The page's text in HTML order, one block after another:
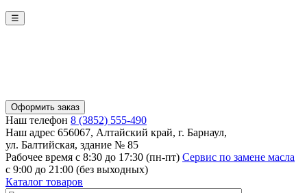
☰
Оформить заказ
Наш телефон 8 (3852) 555-490
Наш адрес 656067, Алтайский край, г. Барнаул,
ул. Балтийская, здание № 85
Рабочее время с 8:30 до 17:30 (пн-пт) Сервис по замене масла
с 9:00 до 21:00 (без выходных)
Каталог товаров